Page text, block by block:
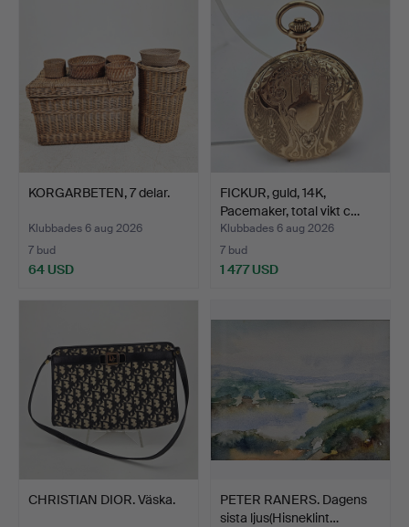
KORGARBETEN, 7 delar.
Klubbades 6 aug 2026
7 bud
64 USD
FICKUR, guld, 14K,
Pacemaker, total vikt c…
Klubbades 6 aug 2026
7 bud
1 477 USD
CHRISTIAN DIOR. Väska.
PETER RANERS. Dagens
sista ljus(Hisneklint…